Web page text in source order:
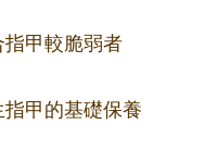
指甲較脆弱者
指甲的基礎保養